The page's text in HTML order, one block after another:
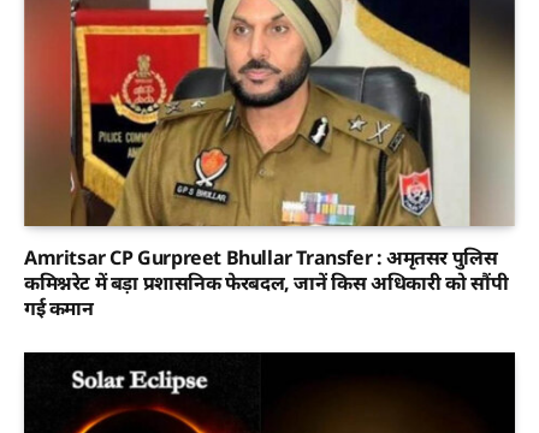
Amritsar CP Gurpreet Bhullar Transfer : अमृतसर पुलिस
कमिश्नरेट में बड़ा प्रशासनिक फेरबदल, जानें किस अधिकारी को सौंपी
गई कमान